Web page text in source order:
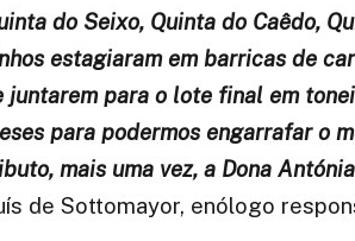
do Seixo, Quinta do Caêdo,
estagiaram em barricas de
juntarem para o lote final em
para podermos engarrafar o
mais uma vez, a Dona
de Sottomayor, enólogo